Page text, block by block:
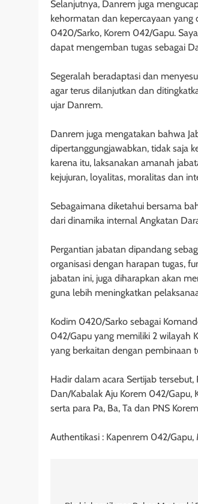
Selanjutnya, Danrem juga
kehormatan dan kepercayaan
0420/Sarko, Korem 042/Gapu.
dapat mengemban tugas sebagai
Segeralah beradaptasi dan
agar terus dilanjutkan dan
ujar Danrem.
Danrem juga mengatakan bahwa
dipertanggungjawabkan, tidak saja
karena itu, laksanakan amanah
kejujuran, loyalitas, moralitas dan
Sebagaimana diketahui bersama
dari dinamika internal Angkatan
Pergantian jabatan dipandang
organisasi dengan harapan tugas,
jabatan ini, juga diharapkan akan
guna lebih meningkatkan
Kodim 0420/Sarko sebagai
042/Gapu yang memiliki 2 wilayah
yang berkaitan dengan pembinaan
Hadir dalam acara Sertijab
Dan/Kabalak Aju Korem 042/Gapu,
serta para Pa, Ba, Ta dan PNS
Authentikasi : Kapenrem 042/